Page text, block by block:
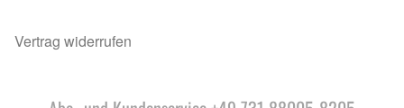
Vertrag widerrufen